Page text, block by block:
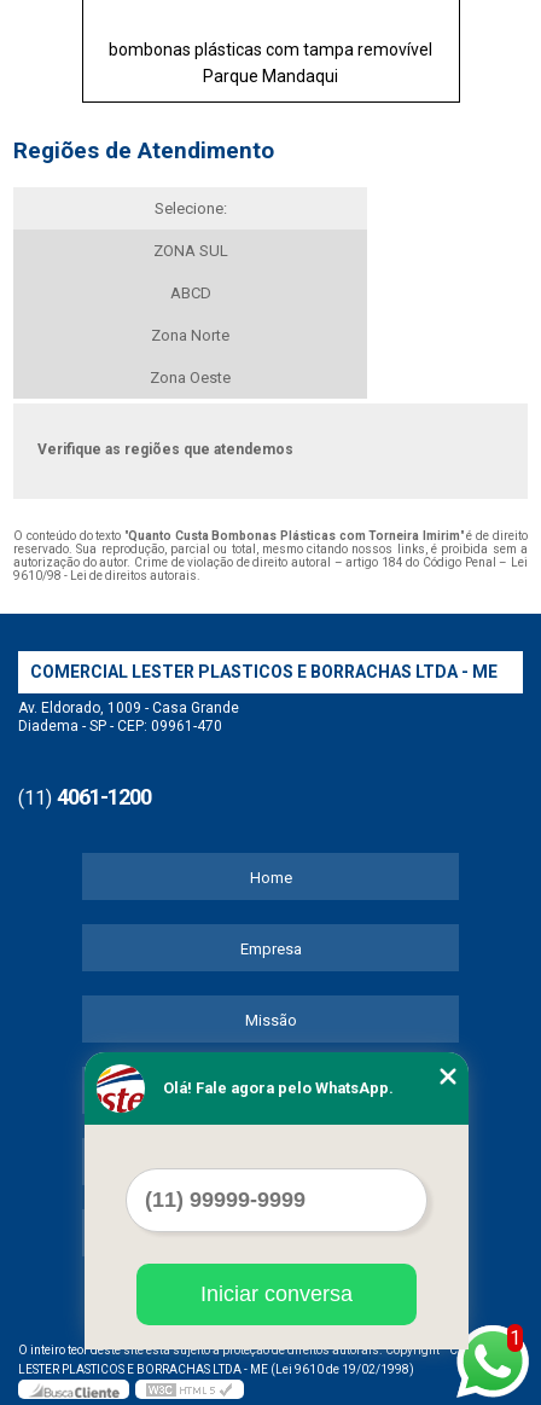
bombonas plásticas com tampa removível
Parque Mandaqui
Regiões de Atendimento
Selecione:
ZONA SUL
ABCD
Zona Norte
Zona Oeste
Verifique as regiões que atendemos
O conteúdo do texto "Quanto Custa Bombonas Plásticas com Torneira Imirim" é de direito
reservado. Sua reprodução, parcial ou total, mesmo citando nossos links, é proibida sem a
autorização do autor. Crime de violação de direito autoral – artigo 184 do Código Penal –
Lei
9610/98 - Lei de direitos autorais
COMERCIAL LESTER PLASTICOS E BORRACHAS LTDA - ME
Av. Eldorado, 1009 - Casa Grande
Diadema - SP - CEP: 09961-470
(11) 4061-1200
Home
Empresa
Missão
Serviços
Mapa do site
O inteiro teor deste site está sujeito à proteção de direitos autorais. Copyright COMERCIAL
LESTER PLASTICOS E BORRACHAS LTDA - ME (Lei 9610 de 19/02/1998)
1
Olá! Fale agora pelo WhatsApp.
Iniciar conversa